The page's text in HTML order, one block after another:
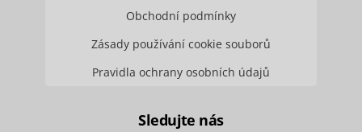
Obchodní podmínky
Zásady používání cookie souborů
Pravidla ochrany osobních údajů
Sledujte nás